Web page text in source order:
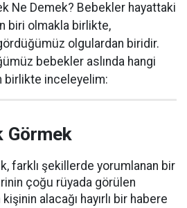
Ne Demek? Bebekler hayattaki
biri olmakla birlikte,
olgulardan biridir.
bebekler aslında hangi
birlikte inceleyelim:
Görmek
farklı şekillerde yorumlanan bir
çoğu rüyada görülen
alacağı hayırlı bir habere